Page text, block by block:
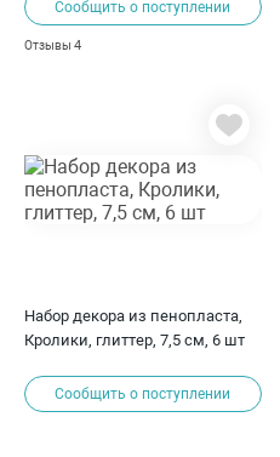
Сообщить о поступлении
Отзывы 4
Набор декора из пенопласта,
Кролики, глиттер, 7,5 см, 6 шт
Сообщить о поступлении